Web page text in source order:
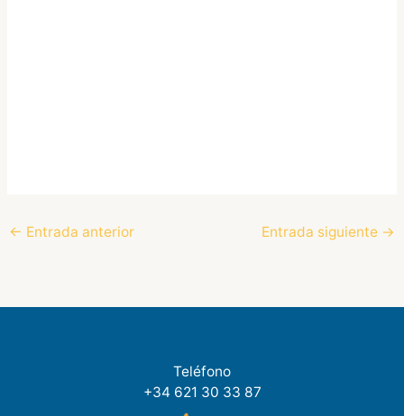
← Entrada anterior Entrada siguiente →
Teléfono
+34 621 30 33 87